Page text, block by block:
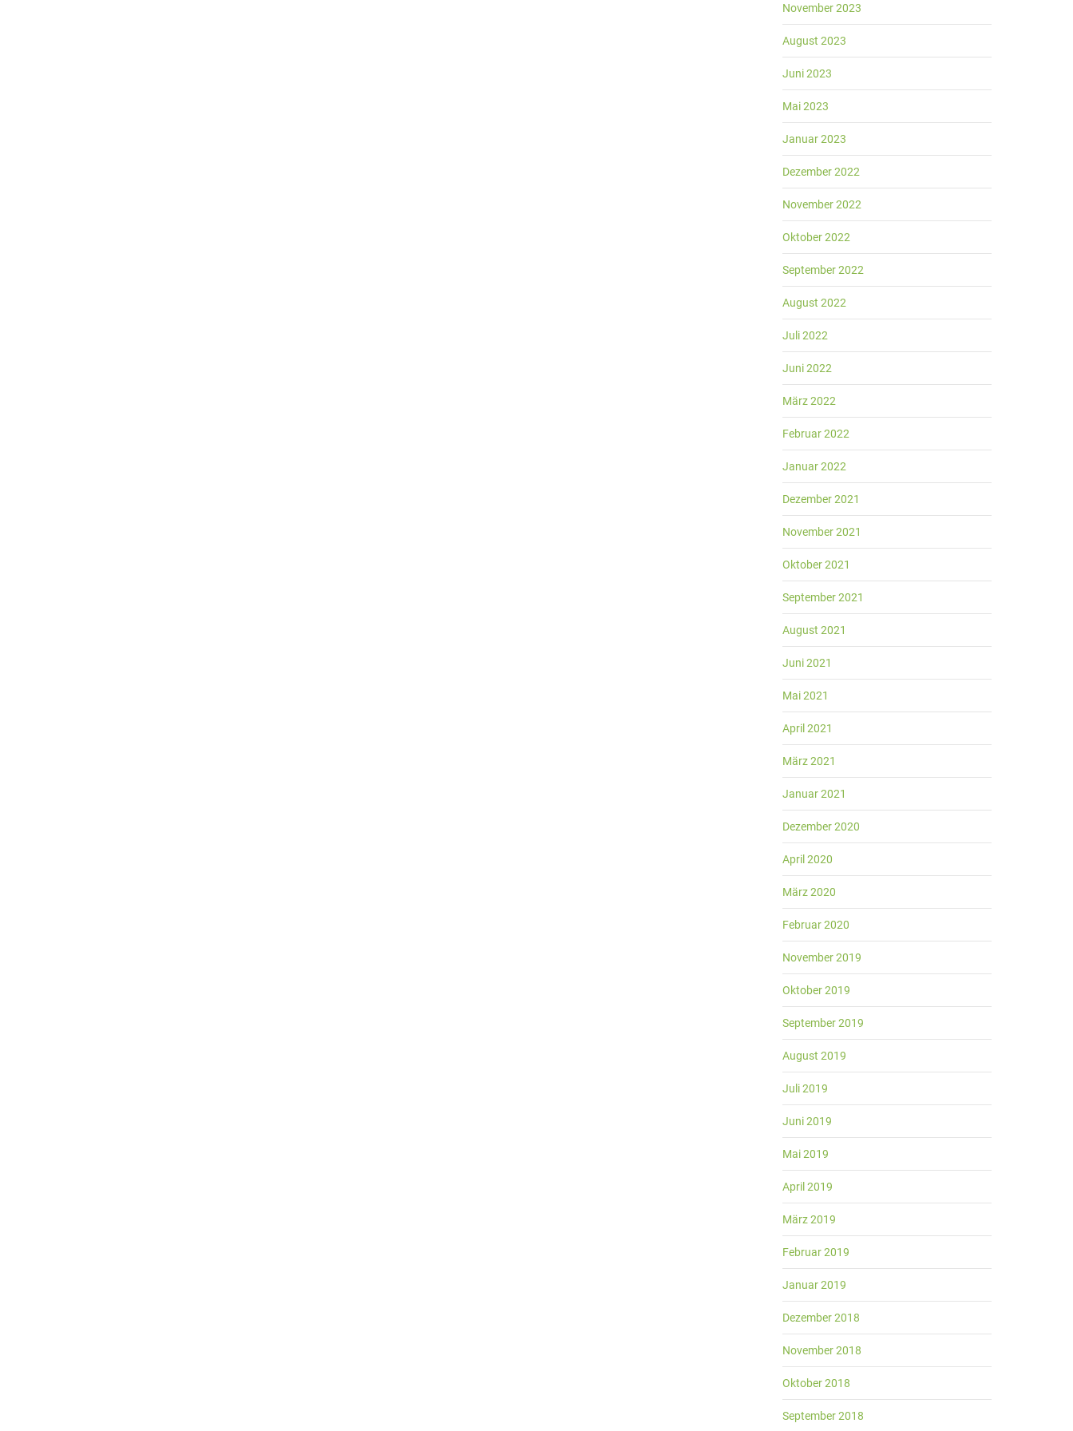
November 2023
August 2023
Juni 2023
Mai 2023
Januar 2023
Dezember 2022
November 2022
Oktober 2022
September 2022
August 2022
Juli 2022
Juni 2022
März 2022
Februar 2022
Januar 2022
Dezember 2021
November 2021
Oktober 2021
September 2021
August 2021
Juni 2021
Mai 2021
April 2021
März 2021
Januar 2021
Dezember 2020
April 2020
März 2020
Februar 2020
November 2019
Oktober 2019
September 2019
August 2019
Juli 2019
Juni 2019
Mai 2019
April 2019
März 2019
Februar 2019
Januar 2019
Dezember 2018
November 2018
Oktober 2018
September 2018